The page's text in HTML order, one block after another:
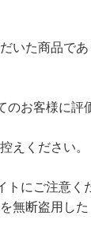
いた商品で
お客様に評
えください。
トにご注意く
無断盗用し